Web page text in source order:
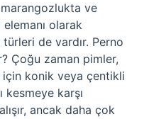
ve
elemanı olarak
de vardır. Perno
Çoğu zaman pimler,
için konik veya çentikli
kesmeye karşı
ancak daha çok